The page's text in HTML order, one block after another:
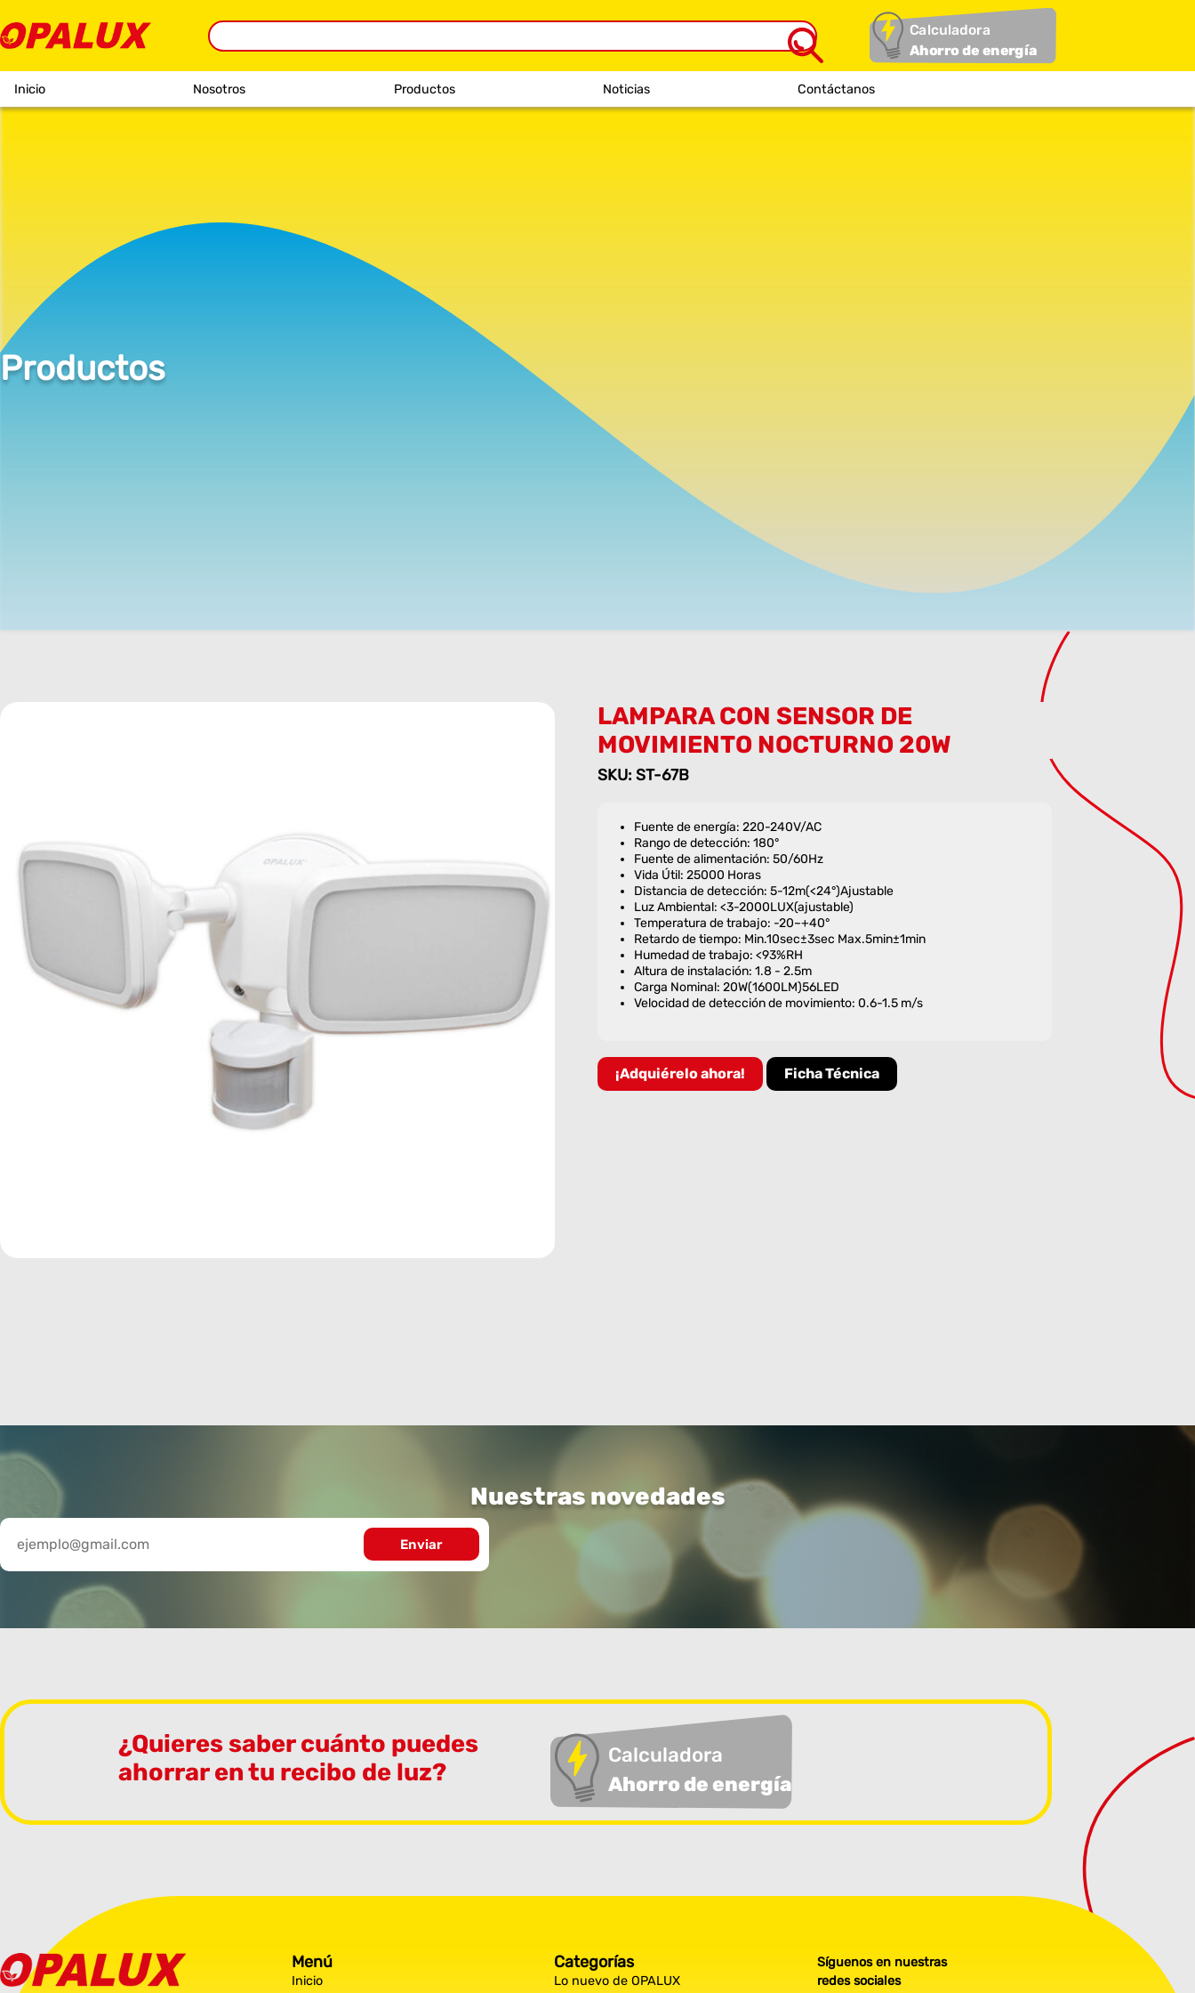
Calculadora
Ahorro de energía
Inicio Nosotros Productos Noticias Contáctanos
Productos
LAMPARA CON SENSOR DE
MOVIMIENTO NOCTURNO 20W
SKU: ST-67B
Fuente de energía: 220-240V/AC
Rango de detección: 180°
Fuente de alimentación: 50/60Hz
Vida Útil: 25000 Horas
Distancia de detección: 5-12m(<24°)Ajustable
Luz Ambiental: <3-2000LUX(ajustable)
Temperatura de trabajo: -20~+40°
Retardo de tiempo: Min.10sec±3sec Max.5min±1min
Humedad de trabajo: <93%RH
Altura de instalación: 1.8 - 2.5m
Carga Nominal: 20W(1600LM)56LED
Velocidad de detección de movimiento: 0.6-1.5 m/s
¡Adquiérelo ahora! Ficha Técnica
Nuestras novedades
¿Quieres saber cuánto puedes
ahorrar en tu recibo de luz?
Calculadora
Ahorro de energía
Menú
Inicio
Categorías
Lo nuevo de OPALUX
Síguenos en nuestras
redes sociales